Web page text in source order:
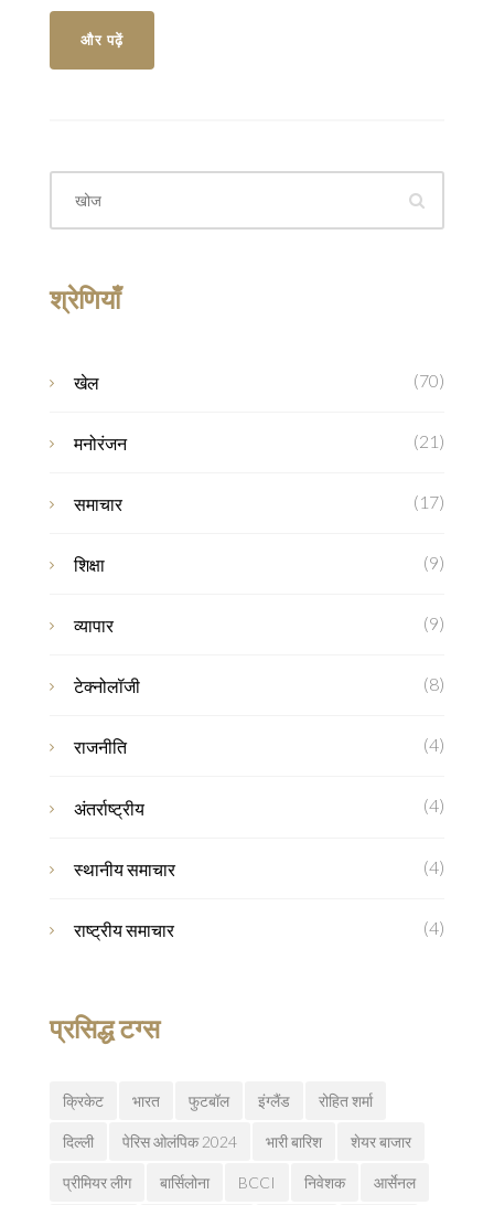
और पढ़ें
श्रेणियाँ
खेल (70)
मनोरंजन (21)
समाचार (17)
शिक्षा (9)
व्यापार (9)
टेक्नोलॉजी (8)
राजनीति (4)
अंतर्राष्ट्रीय (4)
स्थानीय समाचार (4)
राष्ट्रीय समाचार (4)
प्रसिद्ध टग्स
क्रिकेट भारत फुटबॉल इंग्लैंड रोहित शर्मा
दिल्ली पेरिस ओलंपिक 2024 भारी बारिश शेयर बाजार
प्रीमियर लीग बार्सिलोना BCCI निवेशक आर्सेनल